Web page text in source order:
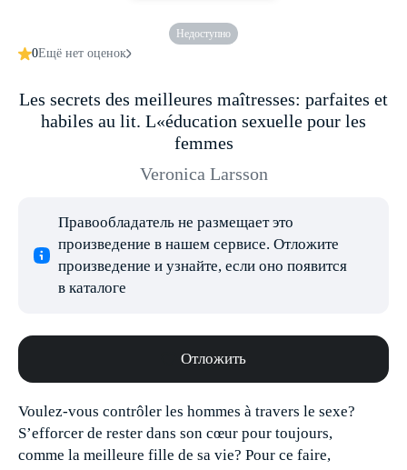
Недоступно
0Ещё нет оценок
Les secrets des meilleures maîtresses: parfaites et
habiles au lit. L«éducation sexuelle pour les
femmes
Veronica Larsson
Правообладатель не размещает это
произведение в нашем сервисе. Отложите
произведение и узнайте, если оно появится
в каталоге
Отложить
Voulez-vous contrôler les hommes à travers le sexe?
S’efforcer de rester dans son cœur pour toujours,
comme la meilleure fille de sa vie? Pour ce faire,